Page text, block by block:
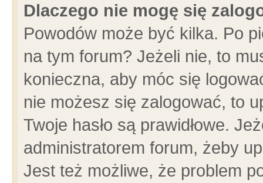
Dlaczego nie mogę się
Powodów może być kilka. Po
na tym forum? Jeżeli nie, to
konieczna, aby móc się
nie możesz się zalogować, to
Twoje hasło są prawidłowe.
administratorem forum, żeby
Jest też możliwe, że problem